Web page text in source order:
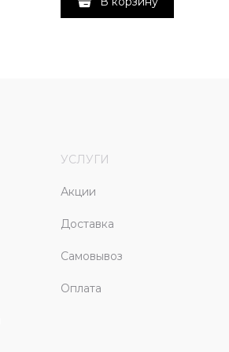
УСЛУГИ
Акции
Доставка
Самовывоз
Оплата